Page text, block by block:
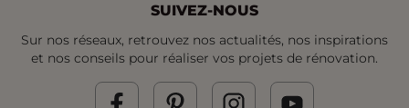
SUIVEZ-NOUS
Sur nos réseaux, retrouvez nos actualités, nos inspirations
et nos conseils pour réaliser vos projets de rénovation.